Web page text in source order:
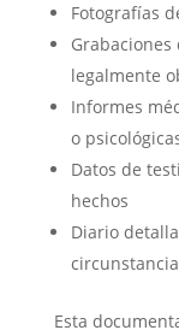
Fotografías
legalmente
Informes
o
Datos de
hechos
Diario
Esta